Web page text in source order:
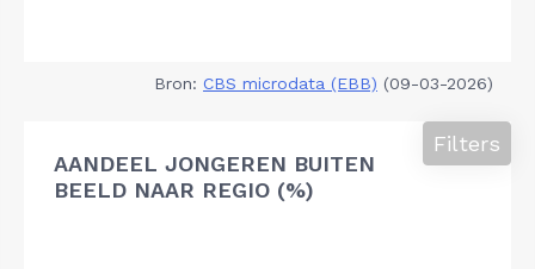
Bron: CBS microdata (EBB) (09-03-2026)
AANDEEL JONGEREN BUITEN
BEELD NAAR REGIO (%)
Filters